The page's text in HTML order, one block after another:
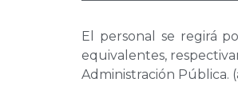
El personal se regirá
equivalentes,
Administración Pública.